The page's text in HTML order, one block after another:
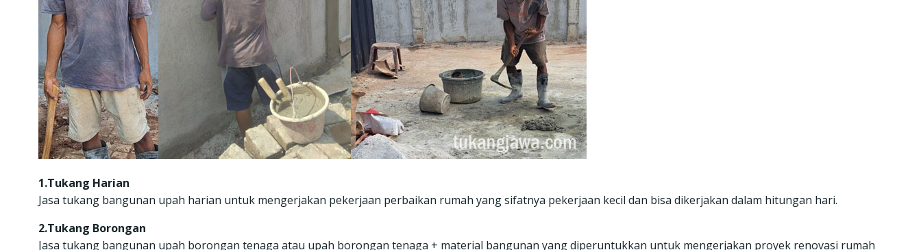
1.Tukang Harian
Jasa tukang bangunan upah harian untuk mengerjakan pekerjaan perbaikan rumah yang sifatnya pekerjaan kecil dan bisa dikerjakan dalam hitungan hari.
2.Tukang Borongan
Jasa tukang bangunan upah borongan tenaga atau upah borongan tenaga + material bangunan yang diperuntukkan untuk mengerjakan proyek renovasi rumah